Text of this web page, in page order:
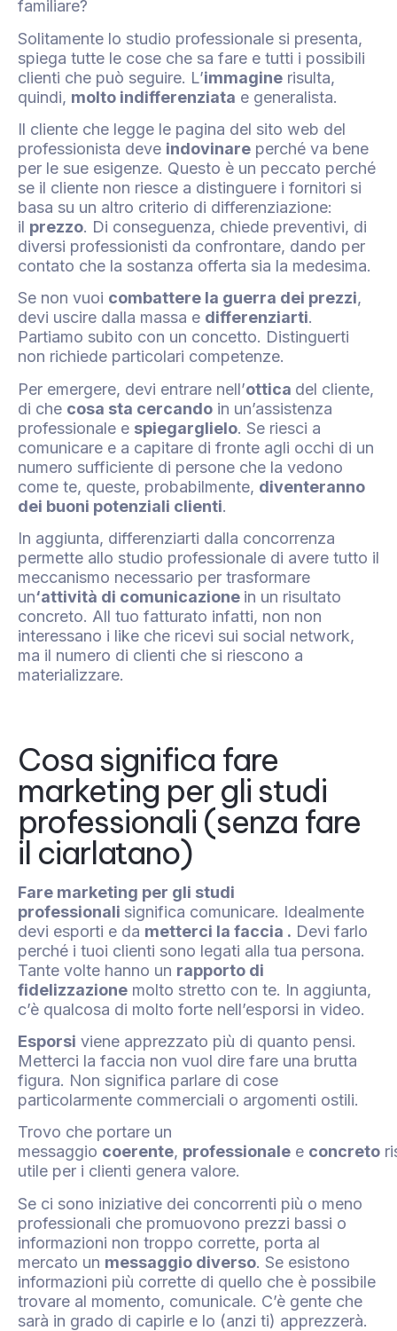
familiare?
Solitamente lo studio professionale si presenta,
spiega tutte le cose che sa fare e tutti i possibili
clienti che può seguire. L’immagine risulta,
quindi, molto indifferenziata e generalista.
Il cliente che legge le pagina del sito web del
professionista deve indovinare perché va bene
per le sue esigenze. Questo è un peccato perché
se il cliente non riesce a distinguere i fornitori si
basa su un altro criterio di differenziazione:
il prezzo. Di conseguenza, chiede preventivi, di
diversi professionisti da confrontare, dando per
contato che la sostanza offerta sia la medesima.
Se non vuoi combattere la guerra dei prezzi,
devi uscire dalla massa e differenziarti.
Partiamo subito con un concetto. Distinguerti
non richiede particolari competenze.
Per emergere, devi entrare nell’ottica del cliente,
di che cosa sta cercando in un’assistenza
professionale e spiegarglielo. Se riesci a
comunicare e a capitare di fronte agli occhi di un
numero sufficiente di persone che la vedono
come te, queste, probabilmente, diventeranno
dei buoni potenziali clienti.
In aggiunta, differenziarti dalla concorrenza
permette allo studio professionale di avere tutto il
meccanismo necessario per trasformare
un‘attività di comunicazione in un risultato
concreto. All tuo fatturato infatti, non non
interessano i like che ricevi sui social network,
ma il numero di clienti che si riescono a
materializzare.
Cosa significa fare
marketing per gli studi
professionali (senza fare
il ciarlatano)
Fare marketing per gli studi
professionali significa comunicare. Idealmente
devi esporti e da metterci la faccia . Devi farlo
perché i tuoi clienti sono legati alla tua persona.
Tante volte hanno un rapporto di
fidelizzazione molto stretto con te. In aggiunta,
c’è qualcosa di molto forte nell’esporsi in video.
Esporsi viene apprezzato più di quanto pensi.
Metterci la faccia non vuol dire fare una brutta
figura. Non significa parlare di cose
particolarmente commerciali o argomenti ostili.
Trovo che portare un
messaggio coerente, professionale e concreto
utile per i clienti genera valore.
Se ci sono iniziative dei concorrenti più o meno
professionali che promuovono prezzi bassi o
informazioni non troppo corrette, porta al
mercato un messaggio diverso. Se esistono
informazioni più corrette di quello che è possibile
trovare al momento, comunicale. C’è gente che
sarà in grado di capirle e lo (anzi ti) apprezzerà.